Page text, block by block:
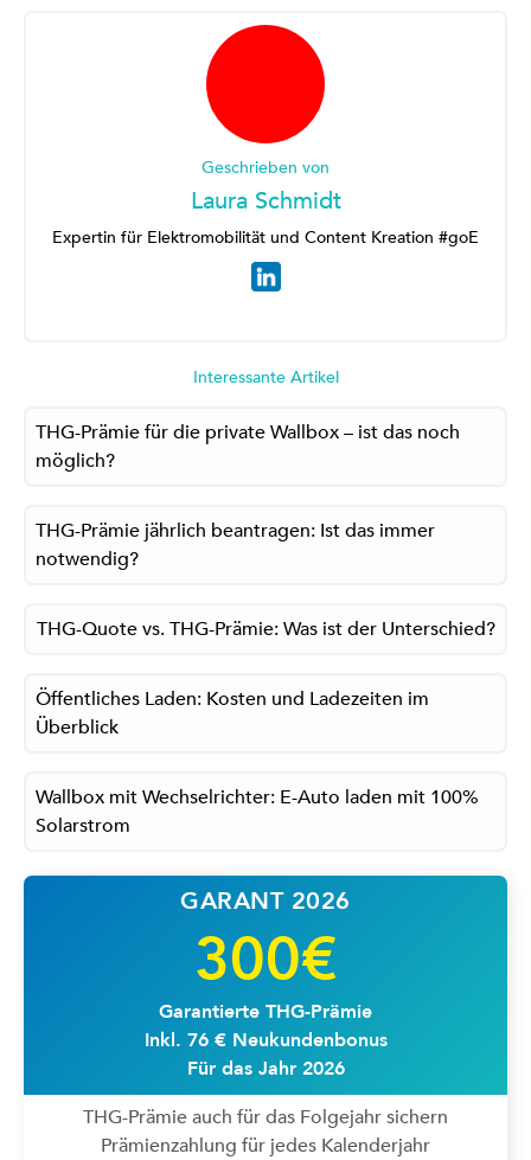
Geschrieben von
Laura Schmidt
Expertin für Elektromobilität und Content Kreation #goE
Interessante Artikel
THG-Prämie für die private Wallbox – ist das noch
möglich?
THG-Prämie jährlich beantragen: Ist das immer
notwendig?
THG-Quote vs. THG-Prämie: Was ist der Unterschied?
Öffentliches Laden: Kosten und Ladezeiten im
Überblick
Wallbox mit Wechselrichter: E-Auto laden mit 100%
Solarstrom
GARANT 2026
300€
Garantierte THG-Prämie
Inkl. 76 € Neukundenbonus
Für das Jahr 2026
THG-Prämie auch für das Folgejahr sichern
Prämienzahlung für jedes Kalenderjahr